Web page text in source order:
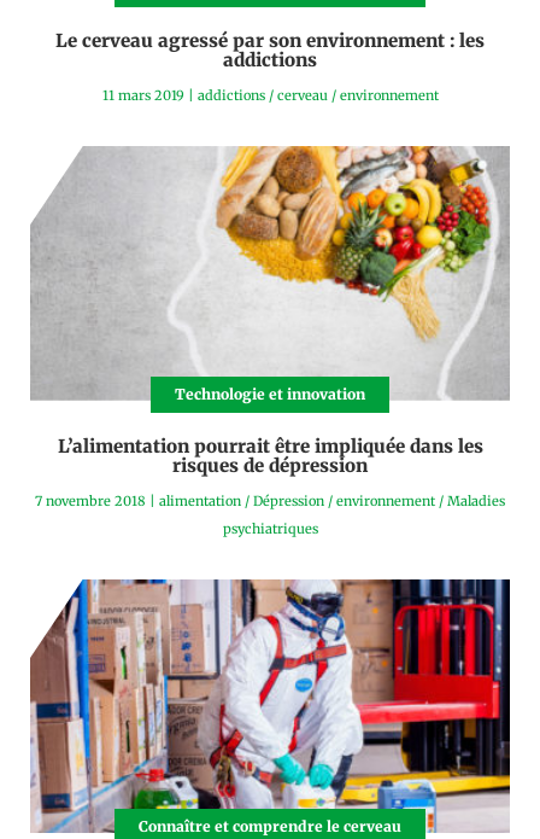
Le cerveau agressé par son environnement : les
addictions
11 mars 2019 addictions/ cerveau/ environnement
Technologie et innovation
L’alimentation pourrait être impliquée dans les
risques de dépression
7 novembre 2018 | alimentation / Dépression / environnement / Maladies
psychiatriques
Connaître et comprendre le cerveau